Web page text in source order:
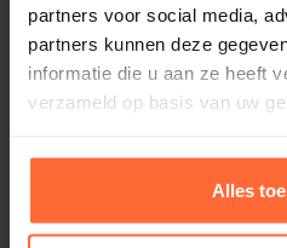
partners voor social media,
partners kunnen deze
informatie die u aan ze heeft
verzameld op basis van uw
Alles
6-wegklep top-mount
249,95